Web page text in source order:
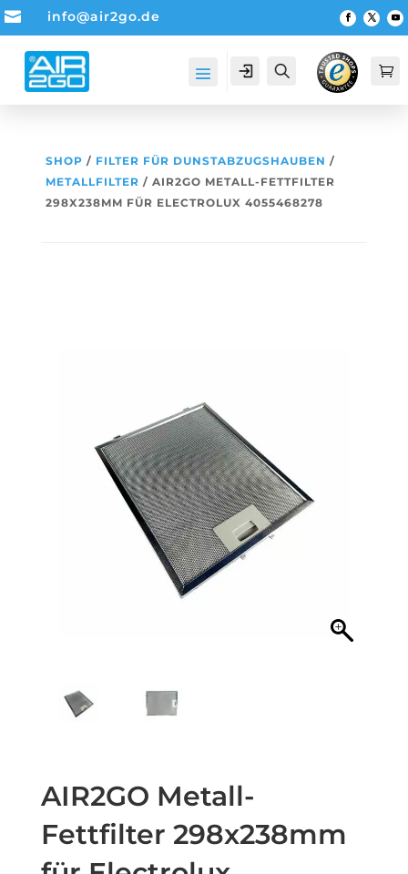
 info@air2go.de
Account Suche 
SHOP / FILTER FÜR DUNSTABZUGSHAUBEN /
METALLFILTER / AIR2GO METALL-FETTFILTER
298X238MM FÜR ELECTROLUX 4055468278
AIR2GO Metall-
Fettfilter 298x238mm